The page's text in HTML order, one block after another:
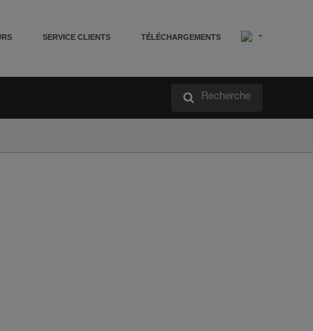
SERVICE CLIENTS TÉLÉCHARGEMENTS
Recherche